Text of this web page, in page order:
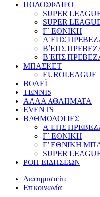
ΠΟΔΟΣΦΑΙΡΟ
SUPER
SUPER
Γ΄ ΕΘΝΙΚΗ
Α΄ΕΠΣ
Β΄ΕΠΣ
Β΄ΕΠΣ
ΜΠΑΣΚΕΤ
EUROLEAGUE
ΒΟΛΕΪ
TENNIS
ΑΛΛΑ ΑΘΛΗΜΑΤΑ
EVENTS
ΒΑΘΜΟΛΟΓΙΕΣ
Α΄ΕΠΣ
Γ΄ ΕΘΝΙΚΗ
Γ’ ΕΘΝΙΚΗ
SUPER
ΡΟΗ ΕΙΔΗΣΕΩΝ
Διαφημιστείτε
Επικοινωνία